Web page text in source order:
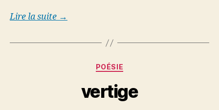
Lire la suite →
Categories
POÉSIE
vertige